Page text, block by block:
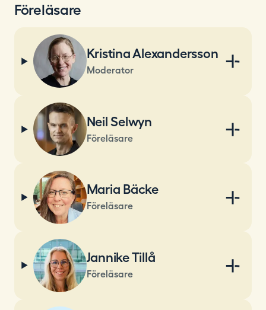
Föreläsare
Kristina Alexandersson
Moderator
Neil Selwyn
Föreläsare
Maria Bäcke
Föreläsare
Jannike Tillå
Föreläsare